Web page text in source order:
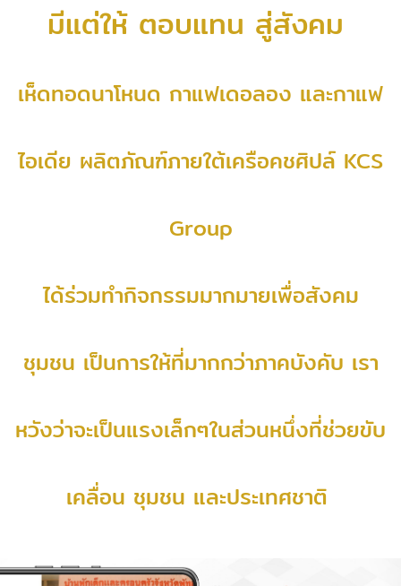
มีแต่ให้ ตอบแทน สู่สังคม
เห็ดทอดนาโหนด กาแฟเดอลอง และกาแฟ
ไอเดีย ผลิตภัณฑ์ภายใต้เครือคชศิปล์ KCS
Group
ได้ร่วมทำกิจกรรมมากมายเพื่อสังคม
ชุมชน เป็นการให้ที่มากกว่าภาคบังคับ เรา
หวังว่าจะเป็นแรงเล็กๆในส่วนหนึ่งที่ช่วยขับ
เคลื่อน ชุมชน และประเทศชาติ